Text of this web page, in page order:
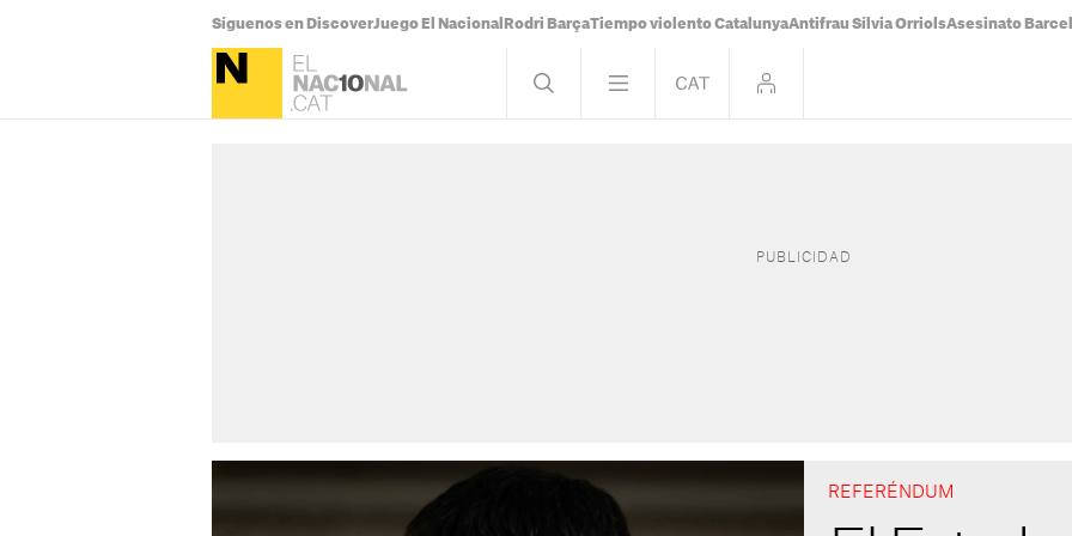
Síguenos en DiscoverJuego El Nacional Rodri BarçaTiempo violento CatalunyaAntifrau Sílvia OrriolsAsesinato
REFERÉNDUM